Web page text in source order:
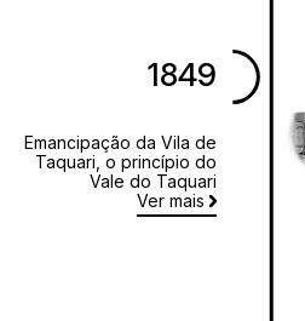
Emancipação da Vila de
Taquari, o princípio do
Vale do Taquari
Ver mais
1849